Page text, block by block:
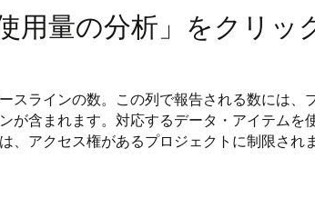
量の分析」をクリッ
スラインの数。この列で報告される数には
が含まれます。対応するデータ・アイテム
アクセス権があるプロジェクトに制限されま